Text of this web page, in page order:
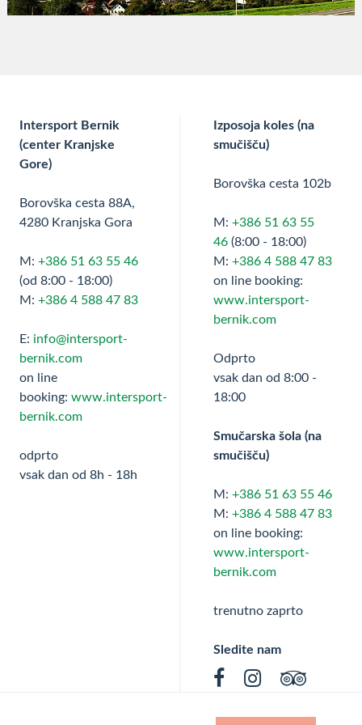
Intersport Bernik
(center Kranjske
Gore)
Borovška cesta 88A,
4280 Kranjska Gora
M: +386 51 63 55 46
(od 8:00 - 18:00)
M: +386 4 588 47 83
E: info@intersport-
bernik.com
on line
booking: www.intersport-
bernik.com
odprto
vsak dan od 8h - 18h
Izposoja koles (na
smučišču)
Borovška cesta 102b
M: +386 51 63 55
46(8:00 - 18:00)
M: +386 4 588 47 83
on line booking:
www.intersport-
bernik.com
Odprto
vsak dan od 8:00 -
18:00
Smučarska šola (na
smučišču)
M: +386 51 63 55 46
M: +386 4 588 47 83
on line booking:
www.intersport-
bernik.com
trenutno zaprto
Sledite nam